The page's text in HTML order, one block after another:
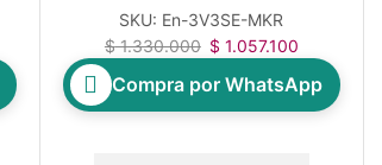
SKU: En-3V3SE-MKR
$1.330.000 $ 1.057.100
Compra por WhatsApp